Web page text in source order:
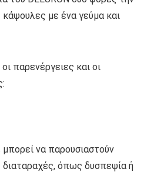
με ένα γεύμα και
παρενέργειες και οι
να παρουσιαστούν
όπως δυσπεψία ή